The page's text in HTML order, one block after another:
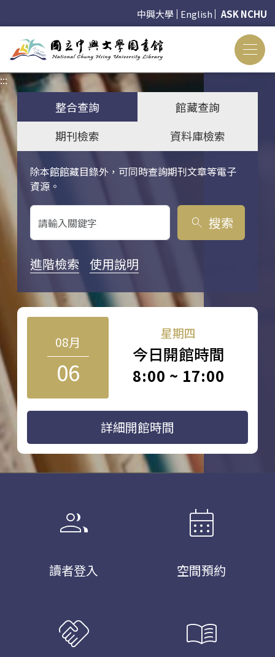
中興大學 English ASK NCHU
:::
整合查詢
館藏查詢
期刊檢索
資料庫檢索
除本館館藏目錄外，可同時查詢期刊文章等電子
資源。
關鍵字搜尋
search 搜索
進階檢索 使用說明
08月
06
星期四
今日開館時間
8:00 ~ 17:00
詳細開館時間
group
讀者登入
calendar_month
空間預約
handshake menu_book